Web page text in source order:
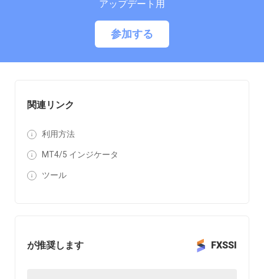
関連リンク
利用方法
MT4/5 インジケータ
ツール
が推奨します FXSSI
アップデート用
参加する